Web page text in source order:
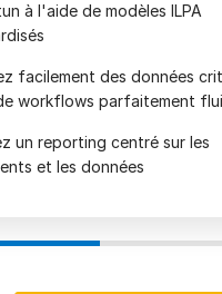
à l'aide de modèles ILPA
facilement des données
workflows parfaitement
un reporting centré sur les
et les données